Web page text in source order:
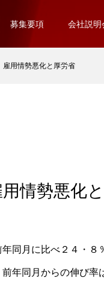
募集要項 会社説明
用情勢悪化と厚労省
情勢悪化
同月に比べ２４・８
年同月からの伸び率